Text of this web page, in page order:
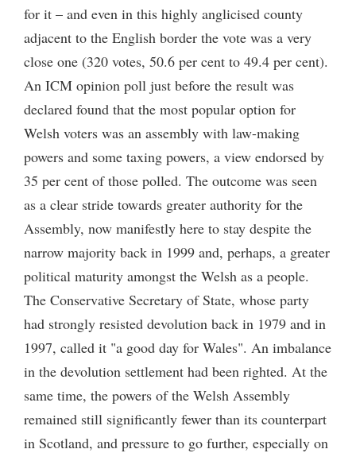
for it – and even in this highly anglicised county
adjacent to the English border the vote was a very
close one (320 votes, 50.6 per cent to 49.4 per cent).
An ICM opinion poll just before the result was
declared found that the most popular option for
Welsh voters was an assembly with law-making
powers and some taxing powers, a view endorsed by
35 per cent of those polled. The outcome was seen
as a clear stride towards greater authority for the
Assembly, now manifestly here to stay despite the
narrow majority back in 1999 and, perhaps, a greater
political maturity amongst the Welsh as a people.
The Conservative Secretary of State, whose party
had strongly resisted devolution back in 1979 and in
1997, called it "a good day for Wales". An imbalance
in the devolution settlement had been righted. At the
same time, the powers of the Welsh Assembly
remained still significantly fewer than its counterpart
in Scotland, and pressure to go further, especially on